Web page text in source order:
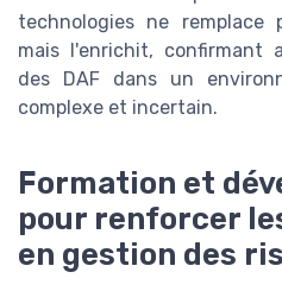
technologies ne remplace
mais l'enrichit, confirmant
des DAF dans un
complexe et incertain.
Formation et
pour renforcer
en gestion des